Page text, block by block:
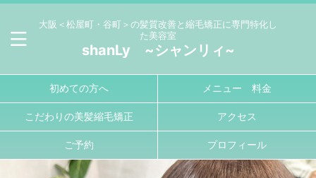
大阪＜松屋町・谷町＞の髪質改善と縮毛矯正に専門特化し
た美容室
shanLy ~シャンリィ~
初めての方へ メニュー 料金
こだわりの美髪縮毛矯正 アクセス
ご予約 プロフィール